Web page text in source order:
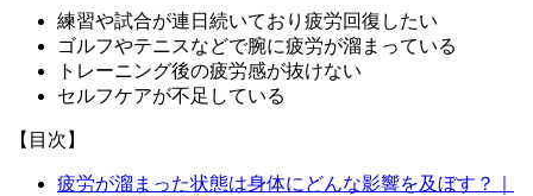
練習や試合が連日続いており疲労回復したい
ゴルフやテニスなどで腕に疲労が溜まっている
トレーニング後の疲労感が抜けない
セルフケアが不足している
【目次】
疲労が溜まった状態は身体にどんな影響を及ぼす？｜